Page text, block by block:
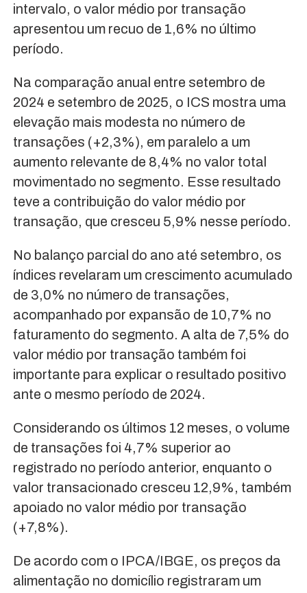
intervalo, o valor médio por transação
apresentou um recuo de 1,6% no último
período.
Na comparação anual entre setembro de
2024 e setembro de 2025, o ICS mostra uma
elevação mais modesta no número de
transações (+2,3%), em paralelo a um
aumento relevante de 8,4% no valor total
movimentado no segmento. Esse resultado
teve a contribuição do valor médio por
transação, que cresceu 5,9% nesse período.
No balanço parcial do ano até setembro, os
índices revelaram um crescimento acumulado
de 3,0% no número de transações,
acompanhado por expansão de 10,7% no
faturamento do segmento. A alta de 7,5% do
valor médio por transação também foi
importante para explicar o resultado positivo
ante o mesmo período de 2024.
Considerando os últimos 12 meses, o volume
de transações foi 4,7% superior ao
registrado no período anterior, enquanto o
valor transacionado cresceu 12,9%, também
apoiado no valor médio por transação
(+7,8%).
De acordo com o IPCA/IBGE, os preços da
alimentação no domicílio registraram um